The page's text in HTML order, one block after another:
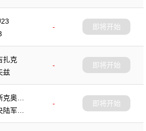
-
即将开始
扎克
-
兹
即将开始
奥林
-
军B
即将开始